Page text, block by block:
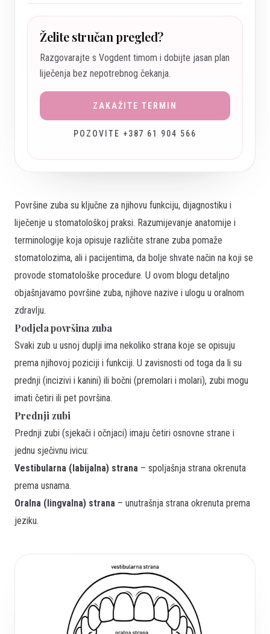
Želite stručan pregled?
Razgovarajte s Vogdent timom i dobijte jasan plan
liječenja bez nepotrebnog čekanja.
ZAKAŽITE TERMIN
POZOVITE +387 61 904 566
Površine zuba su ključne za njihovu funkciju, dijagnostiku i
liječenje u stomatološkoj praksi. Razumijevanje anatomije i
terminologije koja opisuje različite strane zuba pomaže
stomatolozima, ali i pacijentima, da bolje shvate način na koji se
provode stomatološke procedure. U ovom blogu detaljno
objašnjavamo površine zuba, njihove nazive i ulogu u oralnom
zdravlju.
Podjela površina zuba
Svaki zub u usnoj duplji ima nekoliko strana koje se opisuju
prema njihovoj poziciji i funkciji. U zavisnosti od toga da li su
prednji (incizivi i kanini) ili bočni (premolari i molari), zubi mogu
imati četiri ili pet površina.
Prednji zubi
Prednji zubi (sjekači i očnjaci) imaju četiri osnovne strane i
jednu sječivnu ivicu:
Vestibularna (labijalna) strana – spoljašnja strana okrenuta
prema usnama.
Oralna (lingvalna) strana – unutrašnja strana okrenuta prema
jeziku.